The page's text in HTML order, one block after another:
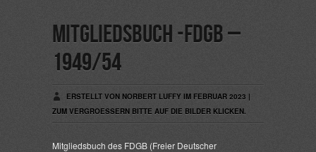
Mitgliedsbuch -FDGB –
1949/54
ERSTELLT VON NORBERT LUFFY IM FEBRUAR 2023 |
ZUM VERGROESSERN BITTE AUF DIE BILDER KLICKEN.
Mitgliedsbuch des FDGB (Freier Deutscher